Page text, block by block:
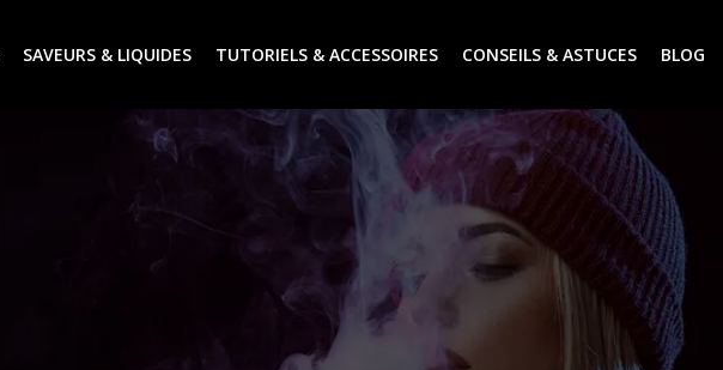
SAVEURS & LIQUIDES TUTORIELS & ACCESSOIRES CONSEILS & ASTUCES BLOG